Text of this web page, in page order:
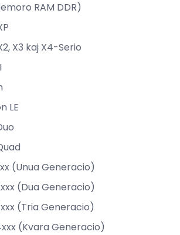
RAM DDR)
X3 kaj X4-Serio
LE
(Unua Generacio)
(Dua Generacio)
(Tria Generacio)
(Kvara Generacio)